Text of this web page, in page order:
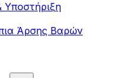
Υποστήριξη
Άρσης Βαρών